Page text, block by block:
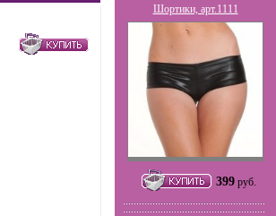
Шортики, арт.1111
399 руб.